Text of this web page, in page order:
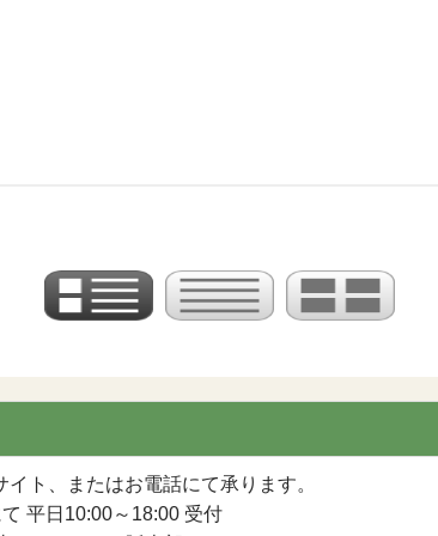
イト、またはお電話にて承ります。
平日10:00～18:00 受付